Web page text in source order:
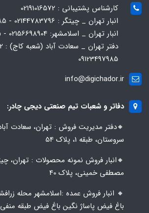
کارشناس پشتیبانی : 02191016572
انبار تهران _ چیتگر : 02144783796 - 09213497985
انبار تهران _ اسلامشهر: 02156698904 - 09353497985
09123497985
info@digichador.ir
دفاتر و شعبات تیم صنعتی دیجی چادر:
🔸️​​دفتر مدیریت فروش : تهران، سعادت
سروستان، طبقه 1، پلاک 54
🔸️​​انبار فروش نمونه محصولات : تهران،
مصطفی خمینی، پلاک 40
🔸️ انبار فروش عمده :اسلامشهر محله
باغ فیض پاساژ نگین باغ فیض طبقه منفی